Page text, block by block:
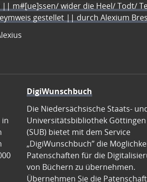
m#[ue]ssen/ wider die Heel/ Todt/
gestellet || durch Alexium
in
DigiWunschbuch
Die Niedersächsische Staats-
Universitätsbibliothek Göttingen
(SUB) bietet mit dem Service
„DigiWunschbuch” die
Patenschaften für die
von Büchern zu übernehmen.
Übernehmen Sie die